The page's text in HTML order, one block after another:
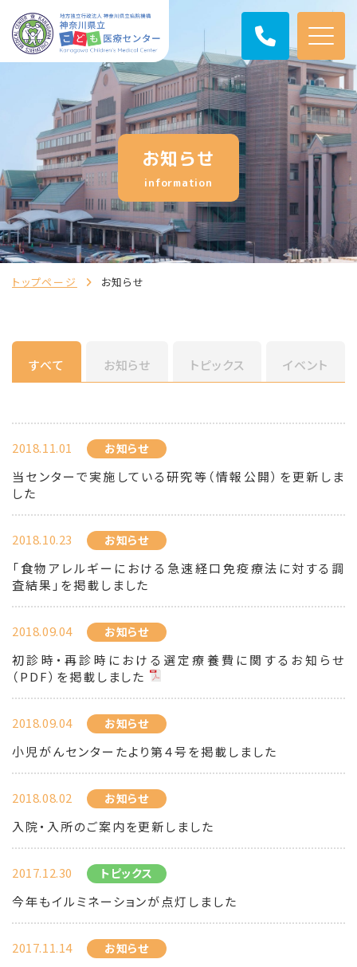
お知らせ
information
トップページ お知らせ
すべて お知らせ トピックス イベント
2018.11.01 お知らせ
当センターで実施している研究等（情報公開）を更新しま
した
2018.10.23 お知らせ
「食物アレルギーにおける急速経口免疫療法に対する調
査結果」を掲載しました
2018.09.04 お知らせ
初診時・再診時における選定療養費に関するお知らせ
（PDF）を掲載しました
2018.09.04 お知らせ
小児がんセンターたより第４号を掲載しました
2018.08.02 お知らせ
入院・入所のご案内を更新しました
2017.12.30 トピックス
今年もイルミネーションが点灯しました
2017.11.14 お知らせ